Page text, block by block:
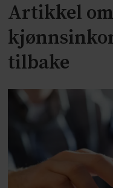
Artikkel om
tilbake